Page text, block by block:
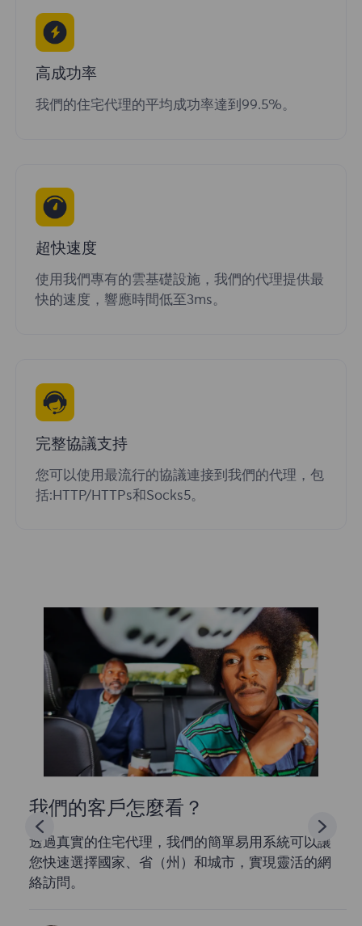
高成功率
我們的住宅代理的平均成功率達到99.5%。
超快速度
使用我們專有的雲基礎設施，我們的代理提供最
快的速度，響應時間低至3ms。
完整協議支持
您可以使用最流行的協議連接到我們的代理，包
括:HTTP/HTTPs和Socks5。
我們的客戶怎麼看？
透過真實的住宅代理，我們的簡單易用系統可以讓
您快速選擇國家、省（州）和城市，實現靈活的網
絡訪問。